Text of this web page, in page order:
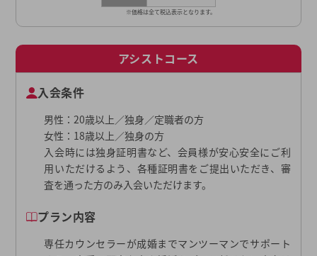
※価格は全て税込表示となります。
アシストコース
入会条件
男性：20歳以上／独身／定職者の方
女性：18歳以上／独身の方
入会時には独身証明書など、会員様が安心安全にご利
用いただけるよう、各種証明書をご提出いただき、審
査を通った方のみ入会いただけます。
プラン内容
専任カウンセラーが成婚までマンツーマンでサポート